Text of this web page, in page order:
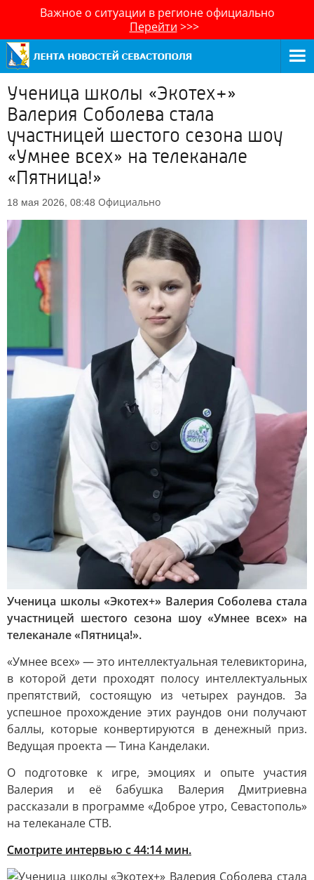
Важное о ситуации в регионе официально
Перейти >>>
Ученица школы «Экотех+»
Валерия Соболева стала
участницей шестого сезона шоу
«Умнее всех» на телеканале
«Пятница!»
18 мая 2026, 08:48 Официально
Ученица школы «Экотех+» Валерия Соболева стала
участницей шестого сезона шоу «Умнее всех» на
телеканале «Пятница!».
«Умнее всех» — это интеллектуальная телевикторина,
в которой дети проходят полосу интеллектуальных
препятствий, состоящую из четырех раундов. За
успешное прохождение этих раундов они получают
баллы, которые конвертируются в денежный приз.
Ведущая проекта — Тина Канделаки.
О подготовке к игре, эмоциях и опыте участия
Валерия и её бабушка Валерия Дмитриевна
рассказали в программе «Доброе утро, Севастополь»
на телеканале СТВ.
Смотрите интервью с 44:14 мин.